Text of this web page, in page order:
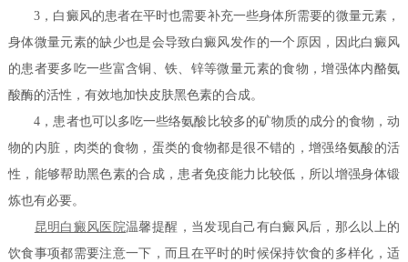
3，白癜风的患者在平时也需要补充一些身体所需要的微量元素，
身体微量元素的缺少也是会导致白癜风发作的一个原因，因此白癜风
的患者要多吃一些富含铜、铁、锌等微量元素的食物，增强体内酪氨
酸酶的活性，有效地加快皮肤黑色素的合成。
4，患者也可以多吃一些络氨酸比较多的矿物质的成分的食物，动
物的内脏，肉类的食物，蛋类的食物都是很不错的，增强络氨酸的活
性，能够帮助黑色素的合成，患者免疫能力比较低，所以增强身体锻
炼也有必要。
昆明白癜风医院温馨提醒，当发现自己有白癜风后，那么以上的
饮食事项都需要注意一下，而且在平时的时候保持饮食的多样化，适